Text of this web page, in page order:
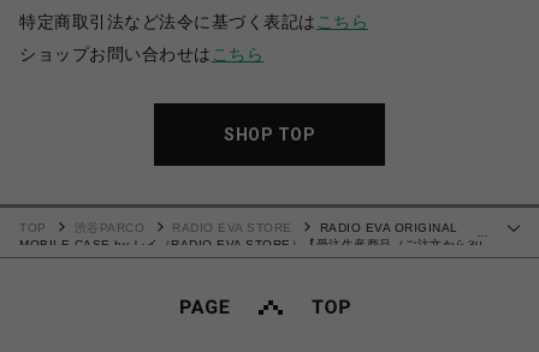
特定商取引法など法令に基づく表記は こちら
ショップお問い合わせは こちら
SHOP TOP
TOP 渋谷PARCO RADIO EVA STORE
RADIO EVA ORIGINAL
MOBILE CASE by レイ（RADIO EVA STORE）【受注生産商品（ご注文から30
～50日でお届け予定）】